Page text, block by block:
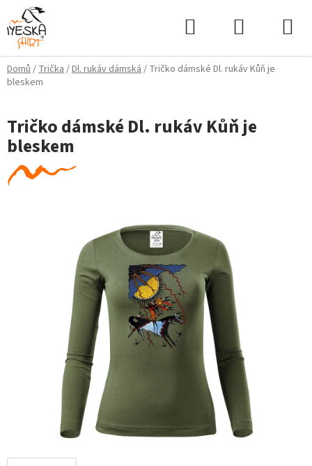
Přejít
na
obsah
Domů/Trička/Dl. rukáv dámská/ Tričko dámské Dl. rukáv Kůň je
bleskem
Tričko dámské Dl. rukáv Kůň je
bleskem